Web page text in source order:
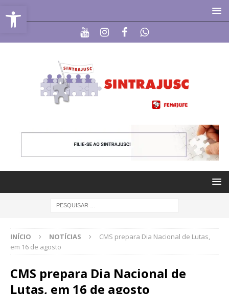
Abrir a barra de ferramentas
INÍCIO NOTÍCIAS
CMS prepara Dia Nacional de Lutas,
em 16 de agosto
CMS prepara Dia Nacional de
Lutas, em 16 de agosto